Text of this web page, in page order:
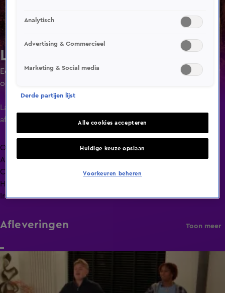
Lang Leve de Liefde
Een liefdesexperiment waarin singles ruim de tijd krijgen
om elkaar goed te leren kennen door minimaal 24 uur of
maximaal 4 dagen met elkaar door te brengen.
Laatste
aflevering
Overzicht
Afleveringen
Clips
Hoe is het nu met?
Info
Afleveringen Toon meer
21:50
Analytisch
Advertising & Commercieel
Marketing & Social media
Derde partijen lijst
Alle cookies accepteren
Huidige keuze opslaan
Voorkeuren beheren